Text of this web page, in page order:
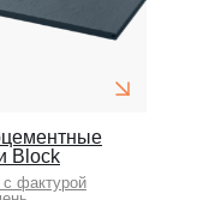
Block
фактурой